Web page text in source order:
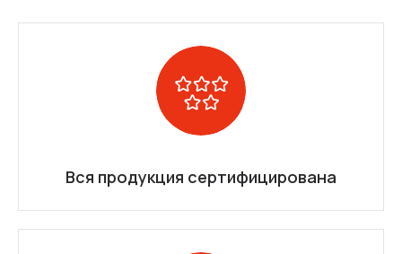
Вся продукция сертифицирована